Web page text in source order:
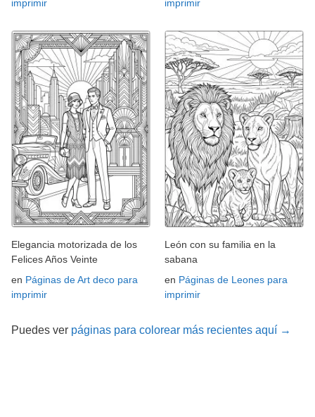
imprimir
imprimir
Elegancia motorizada de los
Felices Años Veinte
en Páginas de Art deco para
imprimir
León con su familia en la
sabana
en Páginas de Leones para
imprimir
Puedes ver páginas para colorear más recientes aquí →